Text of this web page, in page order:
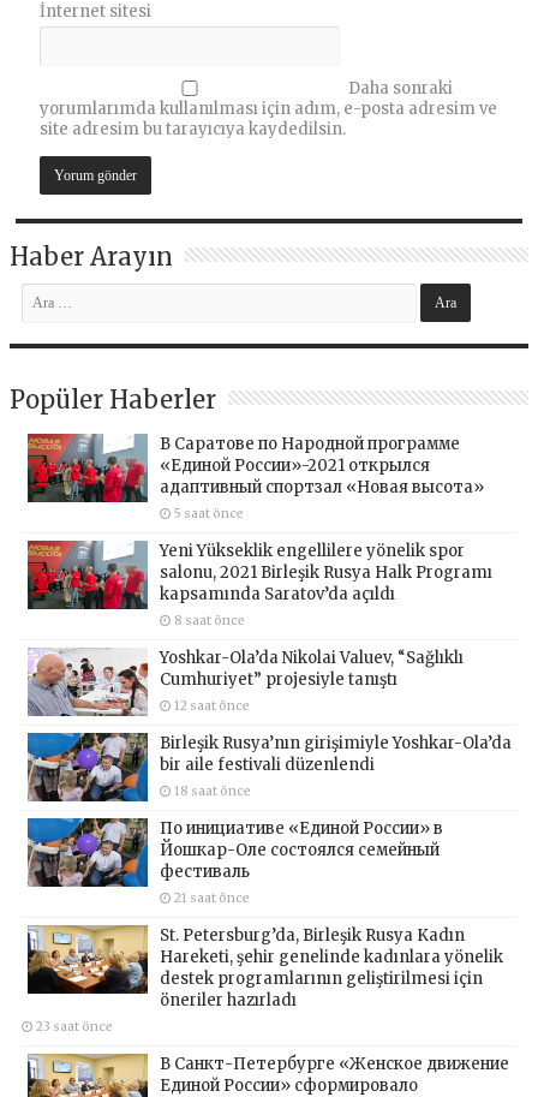
İnternet sitesi
Daha sonraki
yorumlarımda kullanılması için adım, e-posta adresim ve
site adresim bu tarayıcıya kaydedilsin.
Haber Arayın
Popüler Haberler
В Саратове по Народной программе
«Единой России»-2021 открылся
адаптивный спортзал «Новая высота»
5 saat önce
Yeni Yükseklik engellilere yönelik spor
salonu, 2021 Birleşik Rusya Halk Programı
kapsamında Saratov’da açıldı
8 saat önce
Yoshkar-Ola’da Nikolai Valuev, “Sağlıklı
Cumhuriyet” projesiyle tanıştı
12 saat önce
Birleşik Rusya’nın girişimiyle Yoshkar-Ola’da
bir aile festivali düzenlendi
18 saat önce
По инициативе «Единой России» в
Йошкар-Оле состоялся семейный
фестиваль
21 saat önce
St. Petersburg’da, Birleşik Rusya Kadın
Hareketi, şehir genelinde kadınlara yönelik
destek programlarının geliştirilmesi için
öneriler hazırladı
23 saat önce
В Санкт-Петербурге «Женское движение
Единой России» сформировало